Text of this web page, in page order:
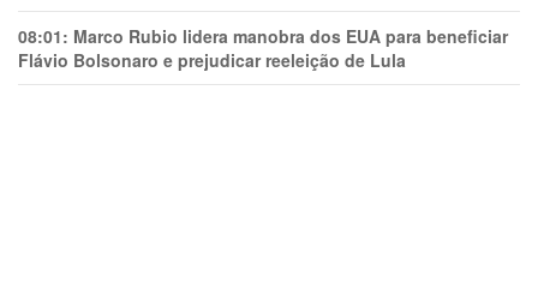
08:01: Marco Rubio lidera manobra dos EUA para beneficiar
Flávio Bolsonaro e prejudicar reeleição de Lula